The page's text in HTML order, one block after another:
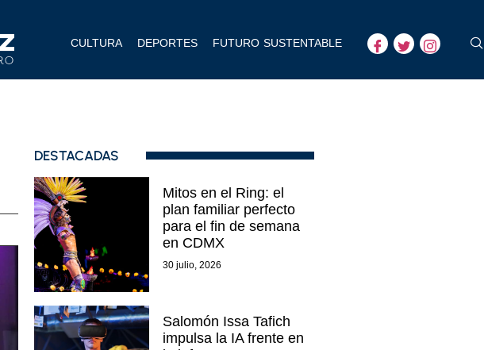
CULTURA DEPORTES FUTURO SUSTENTABLE
DESTACADAS
Mitos en el Ring: el
plan familiar perfecto
para el fin de semana
en CDMX
30 julio, 2026
Salomón Issa Tafich
impulsa la IA frente en